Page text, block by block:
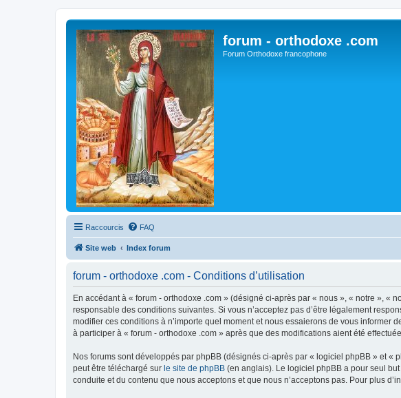
forum - orthodoxe .com
Forum Orthodoxe francophone
Raccourcis FAQ
Site web Index forum
forum - orthodoxe .com - Conditions d’utilisation
En accédant à « forum - orthodoxe .com » (désigné ci-après par « nous », « notre », «
responsable des conditions suivantes. Si vous n’acceptez pas d’être légalement
modifier ces conditions à n’importe quel moment et nous essaierons de vous
à participer à « forum - orthodoxe .com » après que des modifications aient été
Nos forums sont développés par phpBB (désignés ci-après par « logiciel phpBB » et
peut être téléchargé sur le site de phpBB (en anglais). Le logiciel phpBB a pour seul
conduite et du contenu que nous acceptons et que nous n’acceptons pas. Pour plus